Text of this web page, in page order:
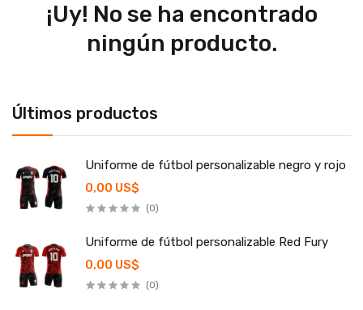
Últimos productos
Uniforme de fútbol personalizable negro y rojo
0,00 US$
(0)
Uniforme de fútbol personalizable Red Fury
0,00 US$
(0)
¡Uy! No se ha encontrado
ningún producto.